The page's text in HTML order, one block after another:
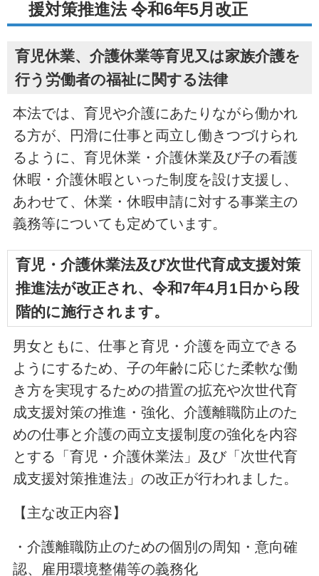
援対策推進法 令和6年5月改正
育児休業、介護休業等育児又は家族介護を
行う労働者の福祉に関する法律
本法では、育児や介護にあたりながら働かれ
る方が、円滑に仕事と両立し働きつづけられ
るように、育児休業・介護休業及び子の看護
休暇・介護休暇といった制度を設け支援し、
あわせて、休業・休暇申請に対する事業主の
義務等についても定めています。
育児・介護休業法及び次世代育成支援対策
推進法が改正され、令和7年4月1日から段
階的に施行されます。
男女ともに、仕事と育児・介護を両立できる
ようにするため、子の年齢に応じた柔軟な働
き方を実現するための措置の拡充や次世代育
成支援対策の推進・強化、介護離職防止のた
めの仕事と介護の両立支援制度の強化を内容
とする「育児・介護休業法」及び「次世代育
成支援対策推進法」の改正が行われました。
【主な改正内容】
・介護離職防止のための個別の周知・意向確
認、雇用環境整備等の義務化